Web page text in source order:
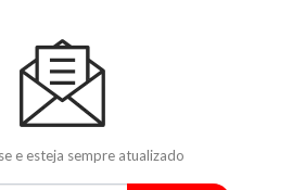
e esteja sempre atualizado